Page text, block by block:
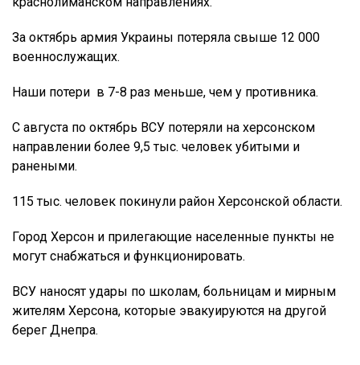
За октябрь армия Украины потеряла свыше 12 000
военнослужащих.
Наши потери в 7-8 раз меньше, чем у противника.
С августа по октябрь ВСУ потеряли на херсонском
направлении более 9,5 тыс. человек убитыми и
ранеными.
115 тыс. человек покинули район Херсонской области.
Город Херсон и прилегающие населенные пункты не
могут снабжаться и функционировать.
ВСУ наносят удары по школам, больницам и мирным
жителям Херсона, которые эвакуируются на другой
берег Днепра.